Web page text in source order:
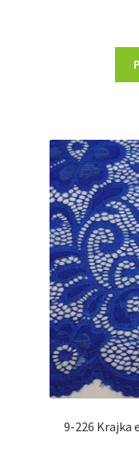
9-226 Krajka